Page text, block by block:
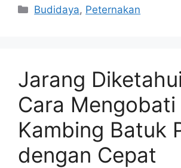
Categories
Budidaya, Peternakan
Jarang
Cara Mengobati
Kambing Batuk
dengan Cepat